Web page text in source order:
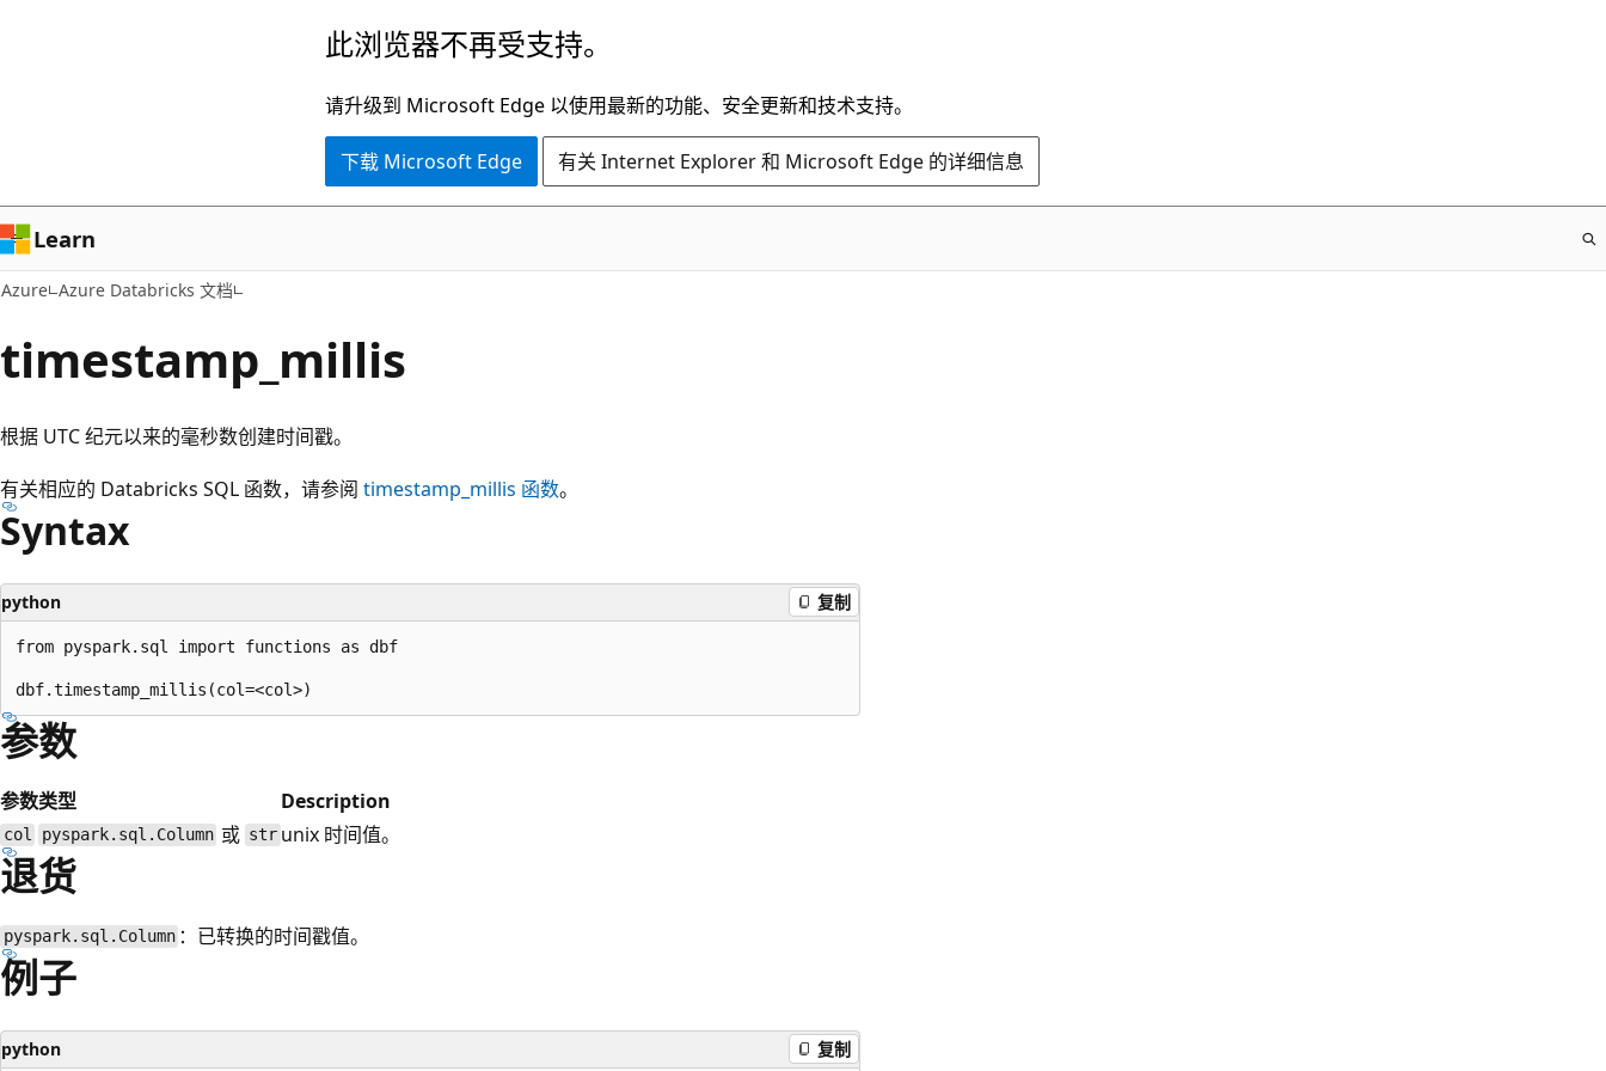
容
此浏览器不再受支持。
请升级到 Microsoft Edge 以使用最新的功能、安全更新和技术支持。
下载 Microsoft Edge 有关 Internet Explorer 和 Microsoft Edge 的详细信息
Learn
Azure Azure Databricks 文档
timestamp_millis
根据 UTC 纪元以来的毫秒数创建时间戳。
有关相应的 Databricks SQL 函数，请参阅 timestamp_millis 函数。
Syntax
python 复制
from pyspark.sql import functions as dbf
参数
参数类型 Description
col pyspark.sql.Column 或 str unix 时间值。
退货
pyspark.sql.Column ：已转换的时间戳值。
例子
python 复制